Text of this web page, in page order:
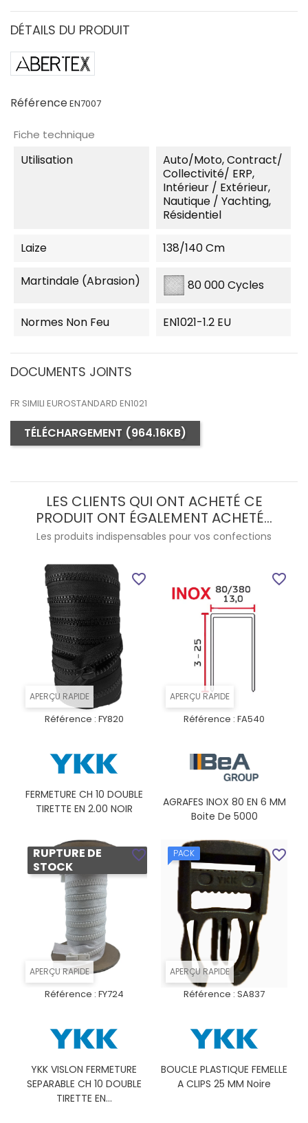
DÉTAILS DU PRODUIT
RéférenceEN7007
Fiche technique
Utilisation
Auto/moto, Contract/
Collectivité/ ERP,
Intérieur / Extérieur,
Nautique / Yachting,
Résidentiel
Laize 138/140 Cm
Martindale (Abrasion) 80 000 Cycles
Normes Non Feu EN1021-1.2 EU
DOCUMENTS JOINTS
FR SIMILI EUROSTANDARD EN1021
TÉLÉCHARGEMENT (964.16KB)
LES CLIENTS QUI ONT ACHETÉ CE
PRODUIT ONT ÉGALEMENT ACHETÉ...
Les produits indispensables pour vos confections
APERÇU RAPIDE
Référence : FY820
FERMETURE CH 10 DOUBLE
TIRETTE EN 2.00 NOIR
favorite_border
APERÇU RAPIDE
Référence : FA540
AGRAFES INOX 80 EN 6 MM
Boite De 5000
favorite_border
APERÇU RAPIDE
RUPTURE DE
STOCK
Référence : FY724
YKK VISLON FERMETURE
SEPARABLE CH 10 DOUBLE
TIRETTE EN...
favorite_border
APERÇU RAPIDE
PACK
Référence : SA837
BOUCLE PLASTIQUE FEMELLE
A CLIPS 25 MM Noire
favorite_border